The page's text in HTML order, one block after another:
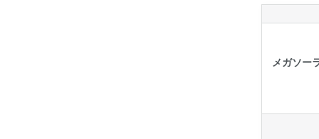
メガソー